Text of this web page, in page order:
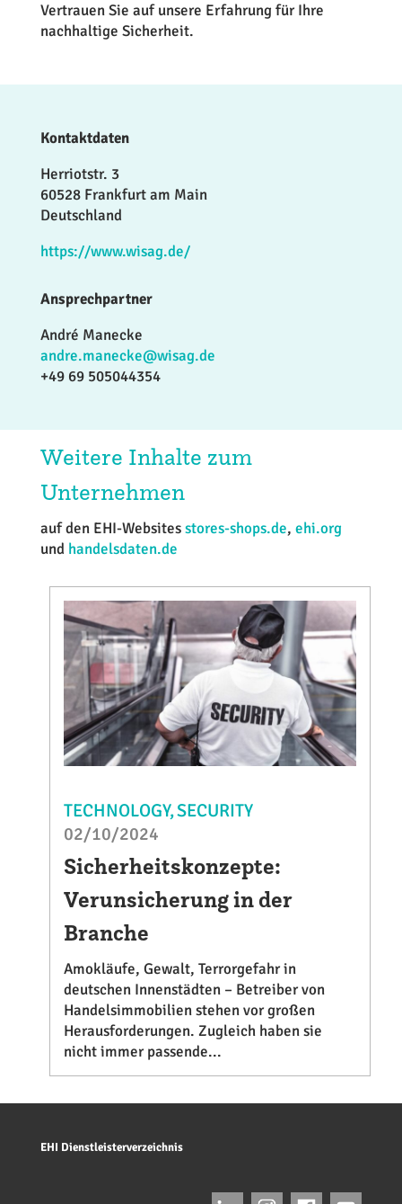
Vertrauen Sie auf unsere Erfahrung für Ihre
nachhaltige Sicherheit.
Kontaktdaten
Herriotstr. 3
60528 Frankfurt am Main
Deutschland
https://www.wisag.de/
Ansprechpartner
André Manecke
andre.manecke@wisag.de
+49 69 505044354
Weitere Inhalte zum
Unternehmen
auf den EHI-Websitesstores-shops.de, ehi.org
und handelsdaten.de
TECHNOLOGY SECURITY
02/10/2024
Sicherheitskonzepte:
Verunsicherung in der
Branche
Amokläufe, Gewalt, Terrorgefahr in
deutschen Innenstädten – Betreiber von
Handelsimmobilien stehen vor großen
Herausforderungen. Zugleich haben sie
nicht immer passende...
EHI Dienstleisterverzeichnis